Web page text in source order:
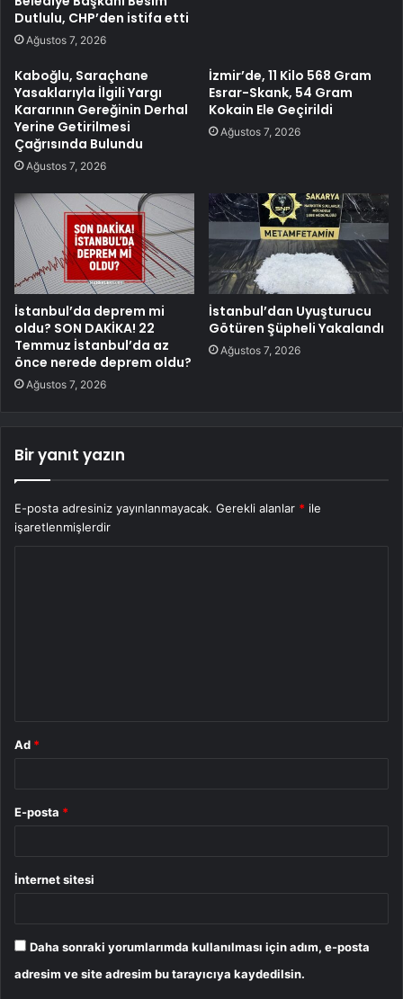
Dutlulu, CHP’den istifa etti
Ağustos 7, 2026
Kaboğlu, Saraçhane
Yasaklarıyla İlgili Yargı
Kararının Gereğinin Derhal
Yerine Getirilmesi
Çağrısında Bulundu
Ağustos 7, 2026
İzmir’de, 11 Kilo 568 Gram
Esrar-Skank, 54 Gram
Kokain Ele Geçirildi
Ağustos 7, 2026
İstanbul’da deprem mi
oldu? SON DAKİKA! 22
Temmuz İstanbul’da az
önce nerede deprem oldu?
Ağustos 7, 2026
İstanbul’dan Uyuşturucu
Götüren Şüpheli Yakalandı
Ağustos 7, 2026
Bir yanıt yazın
E-posta adresiniz yayınlanmayacak. Gerekli alanlar * ile
işaretlenmişlerdir
Ad *
E-posta *
İnternet sitesi
Daha sonraki yorumlarımda kullanılması için adım, e-posta
adresim ve site adresim bu tarayıcıya kaydedilsin.